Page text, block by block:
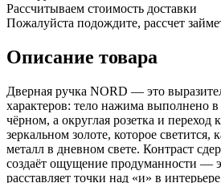
Рассчитываем стоимость доставки
Пожалуйста подождите, рассчет
Описание товара
Дверная ручка NORD — это
характеров: тело нажима выполнено
чёрном, а округлая розетка и
зеркальном золоте, которое
металл в дневном свете. Контраст
создаёт ощущение продуманности —
расставляет точки над «и» в